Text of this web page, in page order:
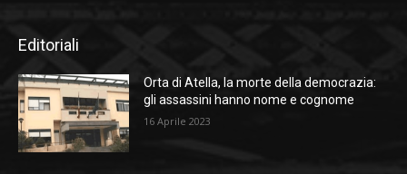
Editoriali
Orta di Atella, la morte della democrazia:
gli assassini hanno nome e cognome
16 Aprile 2023